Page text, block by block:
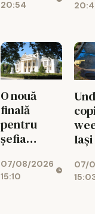
munte va
centrală
uriașă de
340 MW
20:54
O nouă
finală
pentru
șefia
Au rămas
doi
07/08/2026
15:10
Iași
07/